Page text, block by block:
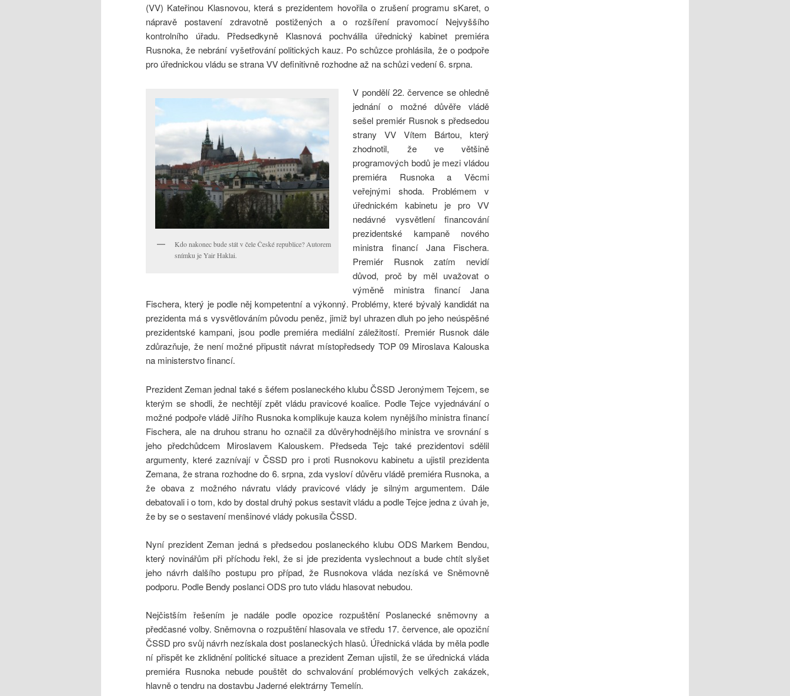
(VV) Kateřinou Klasnovou, která s prezidentem hovořila o zrušení programu sKaret, o
nápravě postavení zdravotně postižených a o rozšíření pravomocí Nejvyššího
kontrolního úřadu. Předsedkyně Klasnová pochválila úřednický kabinet premiéra
Rusnoka, že nebrání vyšetřování politických kauz. Po schůzce prohlásila, že o podpoře
pro úřednickou vládu se strana VV definitivně rozhodne až na schůzi vedení 6. srpna.
Kdo nakonec bude stát v čele České republice? Autorem
snímku je Yair Haklai.
V pondělí 22. července se ohledně
jednání o možné důvěře vládě
sešel premiér Rusnok s předsedou
strany VV Vítem Bártou, který
zhodnotil, že ve většině
programových bodů je mezi vládou
premiéra Rusnoka a Věcmi
veřejnými shoda. Problémem v
úřednickém kabinetu je pro VV
nedávné vysvětlení financování
prezidentské kampaně nového
ministra financí Jana Fischera.
Premiér Rusnok zatím nevidí
důvod, proč by měl uvažovat o
výměně ministra financí Jana
Fischera, který je podle něj kompetentní a výkonný. Problémy, které bývalý kandidát na
prezidenta má s vysvětlováním původu peněz, jimiž byl uhrazen dluh po jeho neúspěšné
prezidentské kampani, jsou podle premiéra mediální záležitostí. Premiér Rusnok dále
zdůrazňuje, že není možné připustit návrat místopředsedy TOP 09 Miroslava Kalouska
na ministerstvo financí.
Prezident Zeman jednal také s šéfem poslaneckého klubu ČSSD Jeronýmem Tejcem, se
kterým se shodli, že nechtějí zpět vládu pravicové koalice. Podle Tejce vyjednávání o
možné podpoře vládě Jiřího Rusnoka komplikuje kauza kolem nynějšího ministra financí
Fischera, ale na druhou stranu ho označil za důvěryhodnějšího ministra ve srovnání s
jeho předchůdcem Miroslavem Kalouskem. Předseda Tejc také prezidentovi sdělil
argumenty, které zaznívají v ČSSD pro i proti Rusnokovu kabinetu a ujistil prezidenta
Zemana, že strana rozhodne do 6. srpna, zda vysloví důvěru vládě premiéra Rusnoka, a
že obava z možného návratu vlády pravicové vlády je silným argumentem. Dále
debatovali i o tom, kdo by dostal druhý pokus sestavit vládu a podle Tejce jedna z úvah je,
že by se o sestavení menšinové vlády pokusila ČSSD.
Nyní prezident Zeman jedná s předsedou poslaneckého klubu ODS Markem Bendou,
který novinářům při příchodu řekl, že si jde prezidenta vyslechnout a bude chtít slyšet
jeho návrh dalšího postupu pro případ, že Rusnokova vláda nezíská ve Sněmovně
podporu. Podle Bendy poslanci ODS pro tuto vládu hlasovat nebudou.
Nejčistším řešením je nadále podle opozice rozpuštění Poslanecké sněmovny a
předčasné volby. Sněmovna o rozpuštění hlasovala ve středu 17. července, ale opoziční
ČSSD pro svůj návrh nezískala dost poslaneckých hlasů. Úřednická vláda by měla podle
ní přispět ke zklidnění politické situace a prezident Zeman ujistil, že se úřednická vláda
premiéra Rusnoka nebude pouštět do schvalování problémových velkých zakázek,
hlavně o tendru na dostavbu Jaderné elektrárny Temelín.